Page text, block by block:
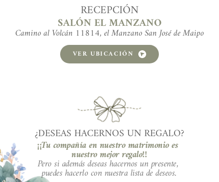
RECEPCIÓN
SALÓN EL MANZANO
Camino al Volcán 11814, el Manzano San José de Maipo
VER UBICACIÓN
¿DESEAS HACERNOS UN REGALO?
¡¡Tu compañía en nuestro matrimonio es
nuestro mejor regalo!!
Pero si además deseas hacernos un presente,
puedes hacerlo con nuestra lista de deseos.